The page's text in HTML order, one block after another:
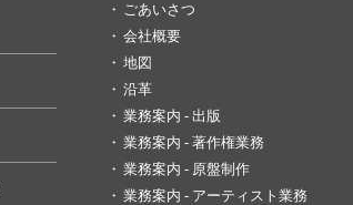
ごあいさつ
会社概要
地図
沿革
業務案内 - 出版
業務案内 - 著作権業務
業務案内 - 原盤制作
業務案内 - アーティスト業務